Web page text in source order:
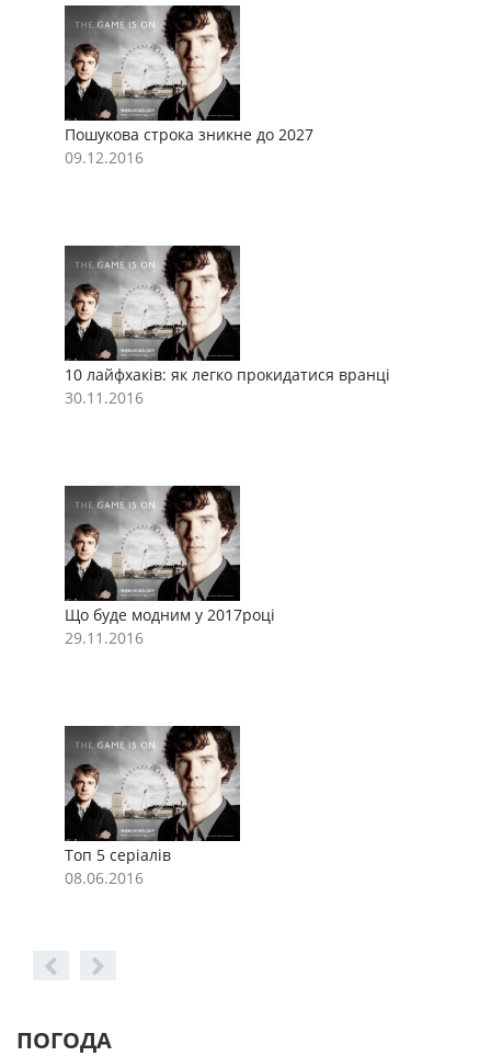
Пошукова строка зникне до 2027
09.12.2016
10 лайфхаків: як легко прокидатися вранці
30.11.2016
Що буде модним у 2017році
29.11.2016
Топ 5 серіалів
08.06.2016
ПОГОДА